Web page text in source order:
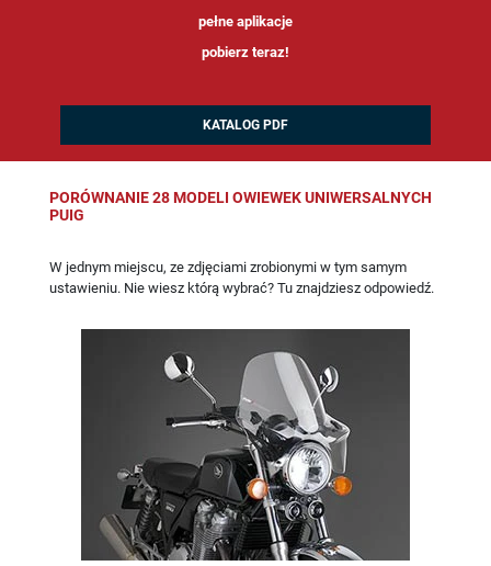
pełne aplikacje
pobierz teraz!
KATALOG PDF
PORÓWNANIE 28 MODELI OWIEWEK UNIWERSALNYCH
PUIG
W jednym miejscu, ze zdjęciami zrobionymi w tym samym
ustawieniu. Nie wiesz którą wybrać? Tu znajdziesz odpowiedź.